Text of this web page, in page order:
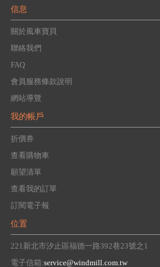
信息
關於風車寶貝
聯絡我們
FAQ
會員服務條款說明
網站導覽
我的帳戶
折價券
查看購物車
願望清單
查看我的訂單
訂閱電子報
位置
221新北市汐止區福德一路392巷23號之1
電子信箱:service@windmill.com.tw